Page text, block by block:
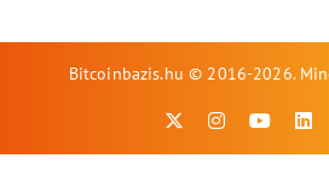
Bitcoinbazis.hu © 2016-2026.